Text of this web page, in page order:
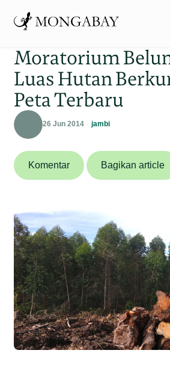
Moratorium
Luas Hutan
Peta Terbaru
26 Jun 2014 jambi
Komentar Bagikan article